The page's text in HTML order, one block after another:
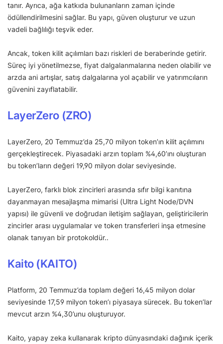
tanır. Ayrıca, ağa katkıda bulunanların zaman içinde
ödüllendirilmesini sağlar. Bu yapı, güven oluşturur ve uzun
vadeli bağlılığı teşvik eder.
Ancak, token kilit açılımları bazı riskleri de beraberinde getirir.
Süreç iyi yönetilmezse, fiyat dalgalanmalarına neden olabilir ve
arzda ani artışlar, satış dalgalarına yol açabilir ve yatırımcıların
güvenini zayıflatabilir.
LayerZero (ZRO)
LayerZero, 20 Temmuz’da 25,70 milyon token’ın kilit açılımını
gerçekleştirecek. Piyasadaki arzın toplam %4,60’ını oluşturan
bu token’ların değeri 19,90 milyon dolar seviyesinde.
LayerZero, farklı blok zincirleri arasında sıfır bilgi kanıtına
dayanmayan mesajlaşma mimarisi (Ultra Light Node/DVN
yapısı) ile güvenli ve doğrudan iletişim sağlayan, geliştiricilerin
zincirler arası uygulamalar ve token transferleri inşa etmesine
olanak tanıyan bir protokoldür..
Kaito (KAITO)
Platform, 20 Temmuz’da toplam değeri 16,45 milyon dolar
seviyesinde 17,59 milyon token’ı piyasaya sürecek. Bu token’lar
mevcut arzın %4,30’unu oluşturuyor.
Kaito, yapay zeka kullanarak kripto dünyasındaki dağınık içerik